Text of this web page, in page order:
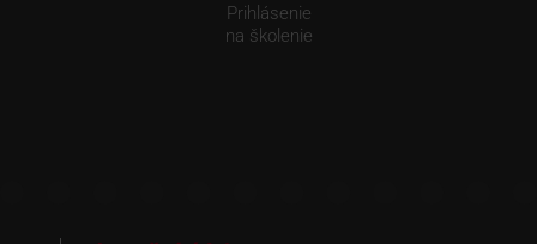
Prihlásenie
na školenie